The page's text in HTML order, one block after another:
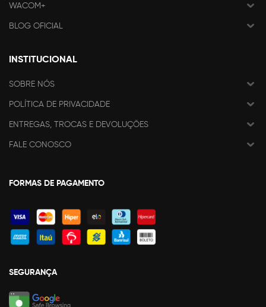
WACOM+
BLOG OFICIAL
INSTITUCIONAL
SOBRE NÓS
POLÍTICA DE PRIVACIDADE
ENTREGAS, TROCAS E DEVOLUÇÕES
FALE CONOSCO
FORMAS DE PAGAMENTO
SEGURANÇA